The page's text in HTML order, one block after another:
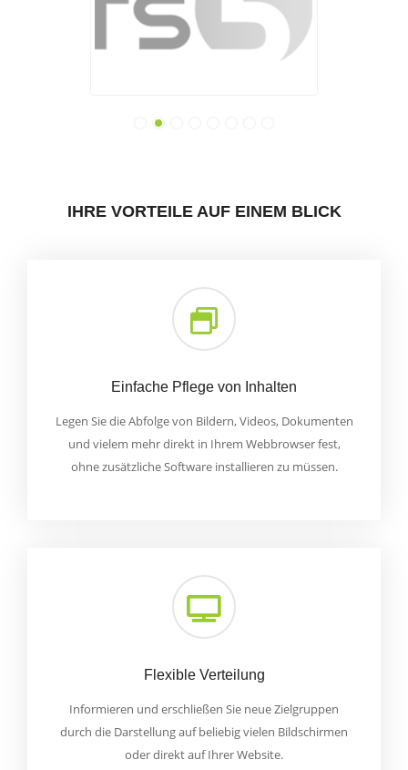
IHRE VORTEILE AUF EINEM BLICK
Einfache Pflege von Inhalten
Legen Sie die Abfolge von Bildern, Videos, Dokumenten
und vielem mehr direkt in Ihrem Webbrowser fest,
ohne zusätzliche Software installieren zu müssen.
Flexible Verteilung
Informieren und erschließen Sie neue Zielgruppen
durch die Darstellung auf beliebig vielen Bildschirmen
oder direkt auf Ihrer Website.